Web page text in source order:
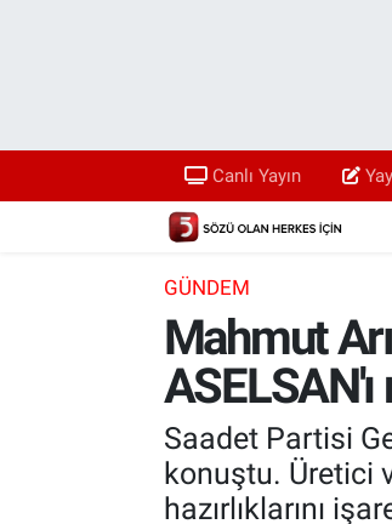
Canlı Yayın
GÜNDEM
Mahmut
Saadet Partisi
konuştu. Üretici
hazırlıklarını
Yayın Akışı
TV 5 Ekranı ve Arşiv